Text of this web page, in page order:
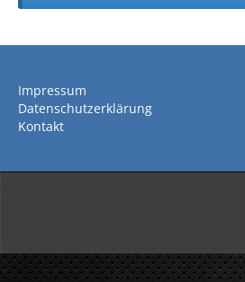
Impressum
Datenschutzerklärung
Kontakt